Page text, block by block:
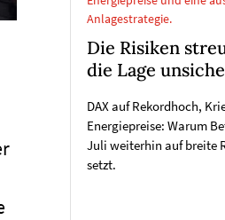
Anlagestrategie.
Die Risiken
die Lage
DAX auf Rekordhoch,
Energiepreise: Warum
Juli weiterhin auf breite
setzt.